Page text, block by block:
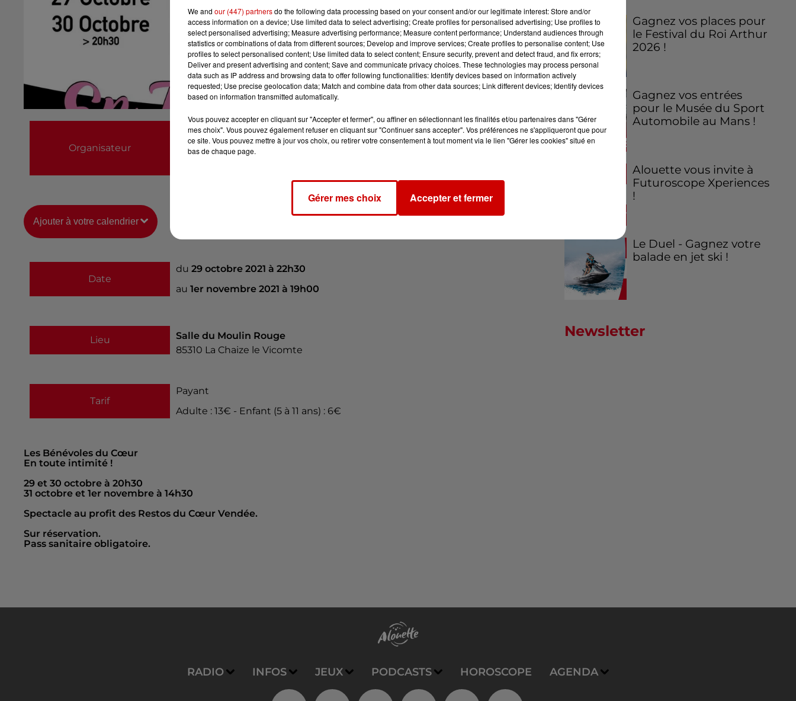
Organisateur
Association Les Bénévoles du Cœur
0677078079
Ajouter à votre calendrier
Date
du29 octobre 2021 à 22h30
au1er novembre 2021 à 19h00
Lieu
Salle du Moulin Rouge
85310 La Chaize le Vicomte
Tarif
Payant
Adulte : 13€ - Enfant (5 à 11 ans) : 6€
Les Bénévoles du Cœur
En toute intimité !
29 et 30 octobre à 20h30
31 octobre et 1er novembre à 14h30
Spectacle au profit des Restos du Cœur Vendée.
Sur réservation.
Pass sanitaire obligatoire.
Gagnez vos places pour
le Festival du Roi Arthur
2026 !
Gagnez vos entrées
pour le Musée du Sport
Automobile au Mans !
Alouette vous invite à
Futuroscope Xperiences
!
Le Duel - Gagnez votre
balade en jet ski !
Newsletter
RADIO INFOS JEUX PODCASTS HOROSCOPE AGENDA
We and our (447) partnersdo the following data processing based on your consent and/or our legitimate interest: Store and/or
access information on a device; Use limited data to select advertising; Create profiles for personalised advertising; Use profiles to
select personalised advertising; Measure advertising performance; Measure content performance; Understand audiences through
statistics or combinations of data from different sources; Develop and improve services; Create profiles to personalise content; Use
profiles to select personalised content; Use limited data to select content; Ensure security, prevent and detect fraud, and fix errors;
Deliver and present advertising and content; Save and communicate privacy choices. These technologies may process personal
data such as IP address and browsing data to offer following functionalities: Identify devices based on information actively
requested; Use precise geolocation data; Match and combine data from other data sources; Link different devices; Identify devices
based on information transmitted automatically.
Vous pouvez accepter en cliquant sur "Accepter et fermer", ou affiner en sélectionnant les finalités et/ou partenaires dans "Gérer
mes choix". Vous pouvez également refuser en cliquant sur "Continuer sans accepter". Vos préférences ne s'appliqueront que pour
ce site. Vous pouvez mettre à jour vos choix, ou retirer votre consentement à tout moment via le lien "Gérer les cookies" situé en
bas de chaque page.
Gérer mes choix Accepter et fermer